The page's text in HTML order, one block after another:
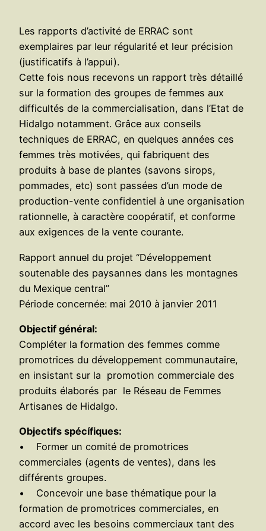
Les rapports d’activité de ERRAC sont
exemplaires par leur régularité et leur précision
(justificatifs à l’appui).
Cette fois nous recevons un rapport très détaillé
sur la formation des groupes de femmes aux
difficultés de la commercialisation, dans l’Etat de
Hidalgo notamment. Grâce aux conseils
techniques de ERRAC, en quelques années ces
femmes très motivées, qui fabriquent des
produits à base de plantes (savons sirops,
pommades, etc) sont passées d’un mode de
production-vente confidentiel à une organisation
rationnelle, à caractère coopératif, et conforme
aux exigences de la vente courante.
Rapport annuel du projet “Développement
soutenable des paysannes dans les montagnes
du Mexique central”
Période concernée: mai 2010 à janvier 2011
Objectif général:
Compléter la formation des femmes comme
promotrices du développement communautaire,
en insistant sur la promotion commerciale des
produits élaborés par le Réseau de Femmes
Artisanes de Hidalgo.
Objectifs spécífiques:
• Former un comité de promotrices
commerciales (agents de ventes), dans les
différents groupes.
• Concevoir une base thématique pour la
formation de promotrices commerciales, en
accord avec les besoins commerciaux tant des